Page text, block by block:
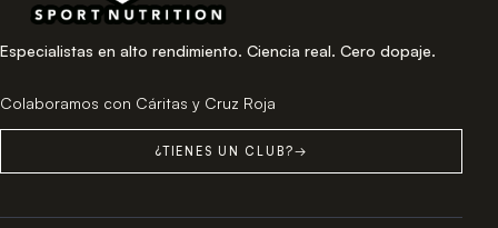
Especialistas en alto rendimiento. Ciencia real. Cero dopaje.
Colaboramos con Cáritas y Cruz Roja
¿TIENES UN CLUB?→